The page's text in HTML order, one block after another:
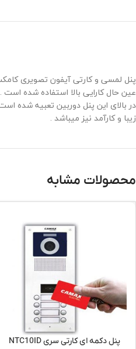
عین حال کارایی بالا استفاده شده است .
در بالای این پنل دوربین تعبیه شده
زیبا و کارآمد نیز میباشد .
محصولات مشابه
پنل دکمه ای کارتی سری NTC10ID